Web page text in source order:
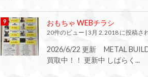
おもちゃ WEBチラシ
20件のビュー | 3月 2, 2018 に投稿さ
2026/6/22 更新 METAL
買取中！！ 更新中 しばらく...